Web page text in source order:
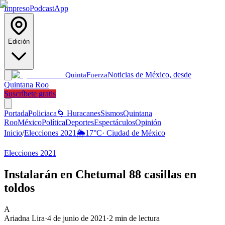
ImpresoPodcastApp
Edición
QuintaFuerzaNoticias de México, desde
Quintana Roo
Suscríbete gratis
PortadaPoliciaca 🌀 HuracanesSismosQuintana
RooMéxicoPolíticaDeportesEspectáculosOpinión
Inicio/Elecciones 2021 🌦️17°C· Ciudad de México
Elecciones 2021
Instalarán en Chetumal 88 casillas en
toldos
A
Ariadna Lira·4 de junio de 2021 ·2 min de lectura